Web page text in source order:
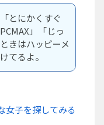
とにかくすぐ
」「じっ
きはハッピーメ
てるよ。
女子を探してみる